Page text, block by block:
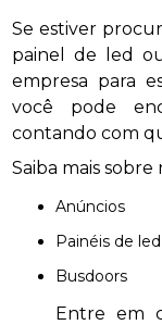
Se estiver
painel de led
empresa para
você pode
contando com
Saiba mais sobre
anúncios
painéis de led
busdoors
Entre em